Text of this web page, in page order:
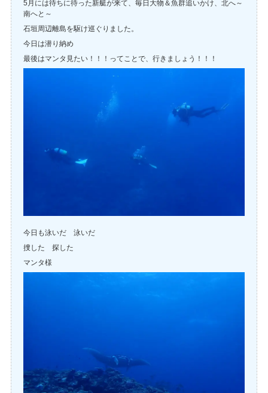
5月には待ちに待った新艇が来て、毎日大物＆魚群追いかけ、北へ～
南へと～
石垣周辺離島を駆け巡ぐりました。
今日は潜り納め
最後はマンタ見たい！！！ってことで、行きましょう！！！
今日も泳いだ 泳いだ
捜した 探した
マンタ様